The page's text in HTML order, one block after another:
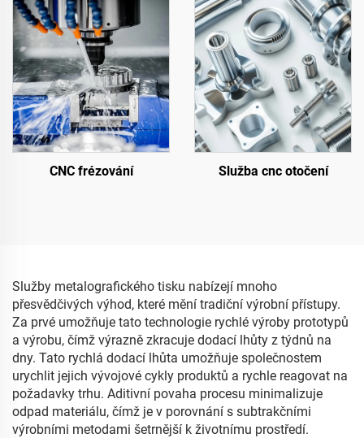
CNC frézování Služba cnc otočení
Služby metalografického tisku nabízejí mnoho
přesvědčivých výhod, které mění tradiční výrobní přístupy.
Za prvé umožňuje tato technologie rychlé výroby prototypů
a výrobu, čímž výrazně zkracuje dodací lhůty z týdnů na
dny. Tato rychlá dodací lhůta umožňuje společnostem
urychlit jejich vývojové cykly produktů a rychle reagovat na
požadavky trhu. Aditivní povaha procesu minimalizuje
odpad materiálu, čímž je v porovnání s subtrakčními
výrobními metodami šetrnější k životnímu prostředí.